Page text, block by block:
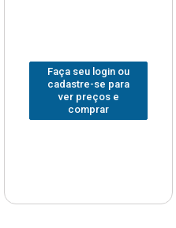
Faça seu login ou
cadastre-se para
ver preços e
comprar